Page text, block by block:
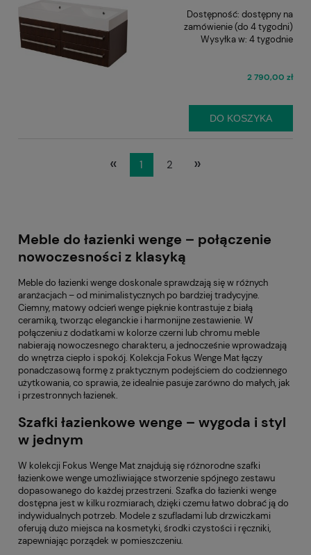
Dostępność: dostępny na
zamówienie (do 4 tygodni)
Wysyłka w: 4 tygodnie
2 790,00 zł
DO KOSZYKA
« 1 2 »
Meble do łazienki wenge – połączenie
nowoczesności z klasyką
Meble do łazienki wenge doskonale sprawdzają się w różnych
aranżacjach – od minimalistycznych po bardziej tradycyjne.
Ciemny, matowy odcień wenge pięknie kontrastuje z białą
ceramiką, tworząc eleganckie i harmonijne zestawienie. W
połączeniu z dodatkami w kolorze czerni lub chromu meble
nabierają nowoczesnego charakteru, a jednocześnie wprowadzają
do wnętrza ciepło i spokój. Kolekcja Fokus Wenge Mat łączy
ponadczasową formę z praktycznym podejściem do codziennego
użytkowania, co sprawia, że idealnie pasuje zarówno do małych, jak
i przestronnych łazienek.
Szafki łazienkowe wenge – wygoda i styl
w jednym
W kolekcji Fokus Wenge Mat znajdują się różnorodne szafki
łazienkowe wenge umożliwiające stworzenie spójnego zestawu
dopasowanego do każdej przestrzeni. Szafka do łazienki wenge
dostępna jest w kilku rozmiarach, dzięki czemu łatwo dobrać ją do
indywidualnych potrzeb. Modele z szufladami lub drzwiczkami
oferują dużo miejsca na kosmetyki, środki czystości i ręczniki,
zapewniając porządek w pomieszczeniu.